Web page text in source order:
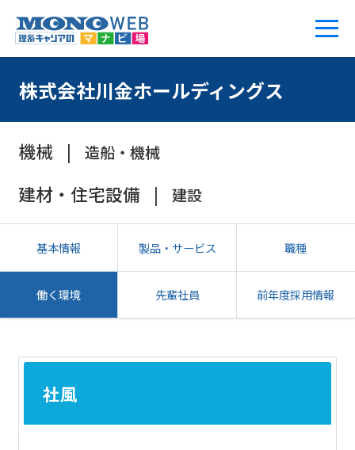
株式会社川金ホールディングス
機械 造船・機械
建材・住宅設備 建設
基本情報 製品・サービス 職種
働く環境 先輩社員 前年度採用情報
社風